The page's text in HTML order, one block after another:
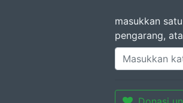
masukkan
pengarang,